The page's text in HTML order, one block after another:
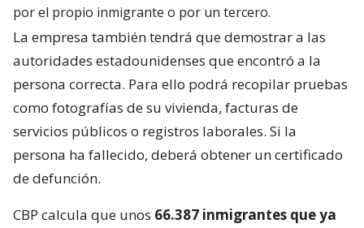
por el propio inmigrante o por un tercero.
La empresa también tendrá que demostrar a las
autoridades estadounidenses que encontró a la
persona correcta. Para ello podrá recopilar pruebas
como fotografías de su vivienda, facturas de
servicios públicos o registros laborales. Si la
persona ha fallecido, deberá obtener un certificado
de defunción.
CBP calcula que unos 66.387 inmigrantes que ya